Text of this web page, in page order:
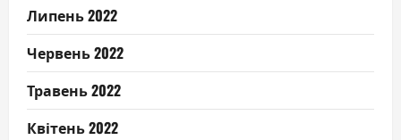
Липень 2022
Червень 2022
Травень 2022
Квітень 2022